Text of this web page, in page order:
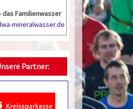
das Familienwasser
mineralwasser.de
Partner: